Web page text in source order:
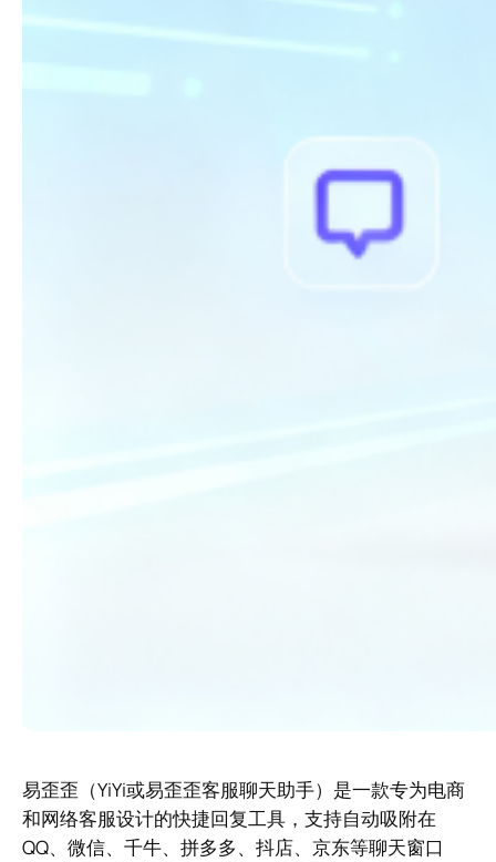
易歪歪（YiYi或易歪歪客服聊天助手）是一款专为电商
和网络客服设计的快捷回复工具，支持自动吸附在
QQ、微信、千牛、拼多多、抖店、京东等聊天窗口